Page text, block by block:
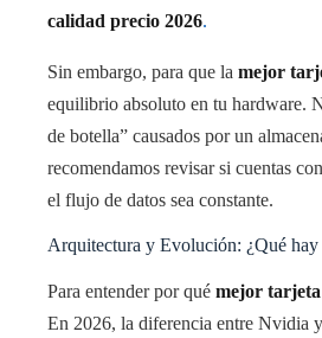
calidad precio 2026.
Sin embargo, para que la mejor
equilibrio absoluto en tu hardware.
de botella” causados por un
recomendamos revisar si cuentas
el flujo de datos sea constante.
Arquitectura y Evolución: ¿Qué
Para entender por qué mejor
En 2026, la diferencia entre Nvidia